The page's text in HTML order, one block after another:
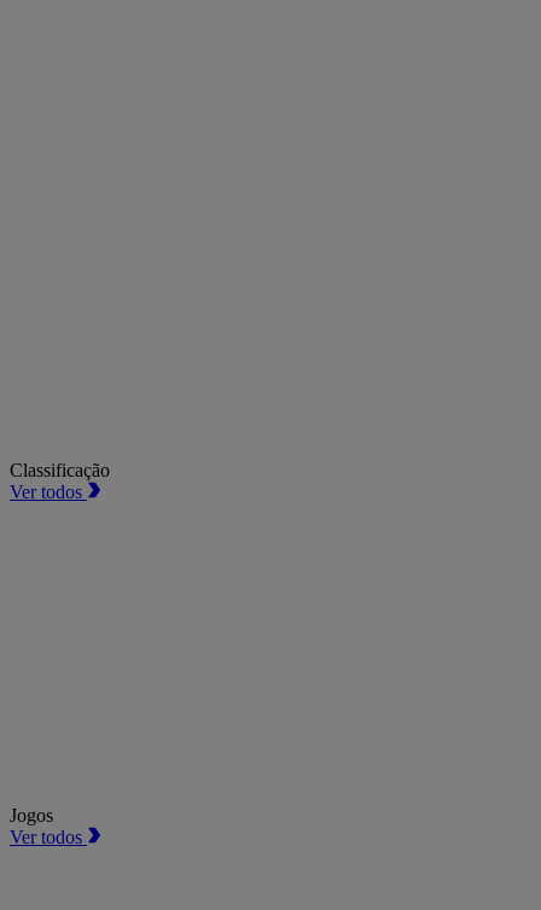
Classificação
Ver todos
Jogos
Ver todos